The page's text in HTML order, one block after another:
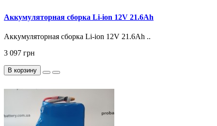
Аккумуляторная сборка Li-ion 12V 21.6Ah
Аккумуляторная сборка Li-ion 12V 21.6Ah ..
3 097 грн
В корзину